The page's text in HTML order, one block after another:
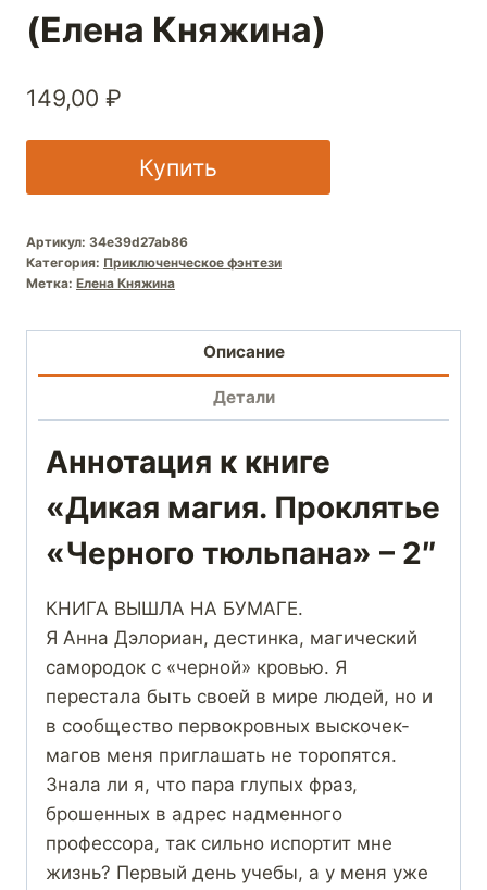
(Елена Княжина)
149,00 ₽
Купить
Артикул: 34e39d27ab86
Категория: Приключенческое фэнтези
Метка: Елена Княжина
Описание
Детали
Аннотация к книге
«Дикая магия. Проклятье
«Черного тюльпана» – 2″
КНИГА ВЫШЛА НА БУМАГЕ.
Я Анна Дэлориан, дестинка, магический
самородок с «черной» кровью. Я
перестала быть своей в мире людей, но и
в сообщество первокровных выскочек-
магов меня приглашать не торопятся.
Знала ли я, что пара глупых фраз,
брошенных в адрес надменного
профессора, так сильно испортит мне
жизнь? Первый день учебы, а у меня уже